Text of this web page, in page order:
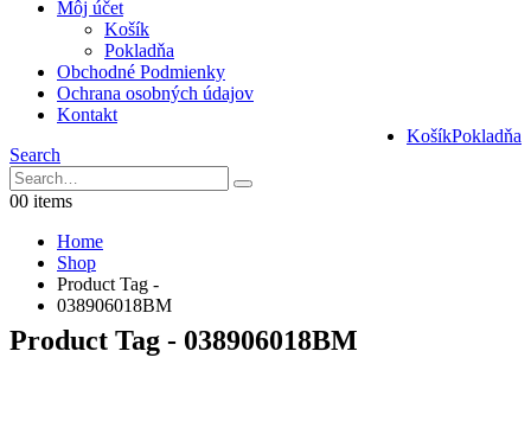
Môj účet
Košík
Pokladňa
Obchodné Podmienky
Ochrana osobných údajov
Kontakt
KošíkPokladňa
Search
00 items
Home
Shop
Product Tag -
038906018BM
Product Tag - 038906018BM